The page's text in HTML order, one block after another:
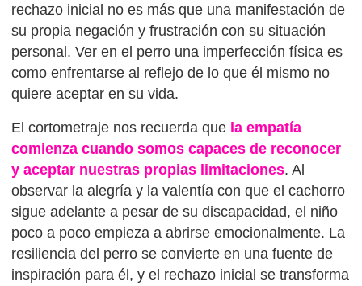
rechazo inicial no es más que una manifestación de
su propia negación y frustración con su situación
personal. Ver en el perro una imperfección física es
como enfrentarse al reflejo de lo que él mismo no
quiere aceptar en su vida.
El cortometraje nos recuerda que la empatía
comienza cuando somos capaces de reconocer
y aceptar nuestras propias limitaciones. Al
observar la alegría y la valentía con que el cachorro
sigue adelante a pesar de su discapacidad, el niño
poco a poco empieza a abrirse emocionalmente. La
resiliencia del perro se convierte en una fuente de
inspiración para él, y el rechazo inicial se transforma